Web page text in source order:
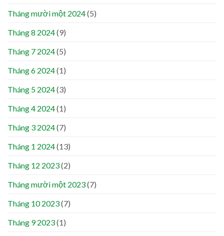
Tháng mười một 2024(5)
Tháng 8 2024(9)
Tháng 7 2024(5)
Tháng 6 2024(1)
Tháng 5 2024(3)
Tháng 4 2024(1)
Tháng 3 2024(7)
Tháng 1 2024(13)
Tháng 12 2023(2)
Tháng mười một 2023(7)
Tháng 10 2023(7)
Tháng 9 2023(1)